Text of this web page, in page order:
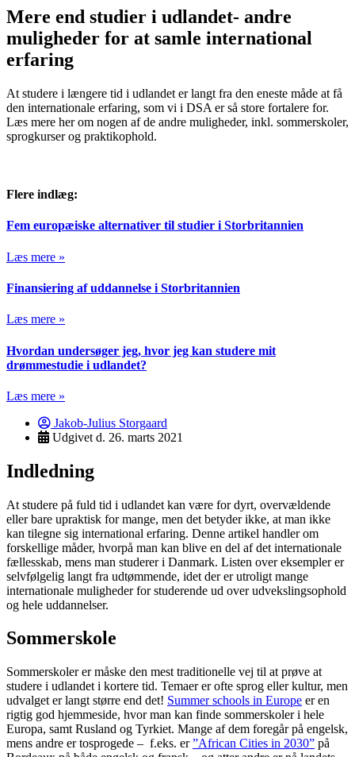
Mere end studier i udlandet- andre
muligheder for at samle international
erfaring
At studere i længere tid i udlandet er langt fra den eneste måde at få
den internationale erfaring, som vi i DSA er så store fortalere for.
Læs mere her om nogen af de andre muligheder, inkl. sommerskoler,
sprogkurser og praktikophold.
Flere indlæg:
Fem europæiske alternativer til studier i Storbritannien
Læs mere »
Finansiering af uddannelse i Storbritannien
Læs mere »
Hvordan undersøger jeg, hvor jeg kan studere mit
drømmestudie i udlandet?
Læs mere »
Jakob-Julius Storgaard
Udgivet d. 26. marts 2021
Indledning
At studere på fuld tid i udlandet kan være for dyrt, overvældende
eller bare upraktisk for mange, men det betyder ikke, at man ikke
kan tilegne sig international erfaring. Denne artikel handler om
forskellige måder, hvorpå man kan blive en del af det internationale
fællesskab, mens man studerer i Danmark. Listen over eksempler er
selvfølgelig langt fra udtømmende, idet der er utroligt mange
internationale muligheder for studerende ud over udvekslingsophold
og hele uddannelser.
Sommerskole
Sommerskoler er måske den mest traditionelle vej til at prøve at
studere i udlandet i kortere tid. Temaer er ofte sprog eller kultur, men
udvalget er langt større end det! Summer schools in Europe er en
rigtig god hjemmeside, hvor man kan finde sommerskoler i hele
Europa, samt Rusland og Tyrkiet. Mange af dem foregår på engelsk,
mens andre er tosprogede – f.eks. er”African Cities in 2030” på